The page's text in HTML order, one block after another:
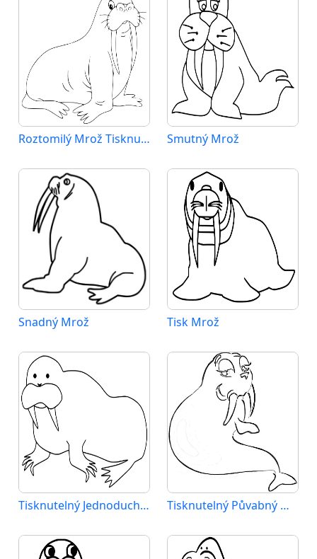
Roztomilý Mrož Tisknutelný Smutný Mrož
Snadný Mrož Tisk Mrož
Tisknutelný Jednoduchý Mrož Tisknutelný Půvabný Mrož